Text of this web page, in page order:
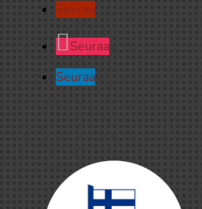
Seuraa
Seuraa
Seuraa